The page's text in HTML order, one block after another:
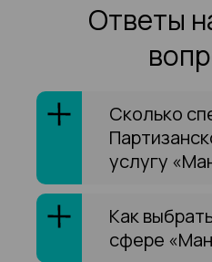
Ответы
Сколько
услугу
Как
сфере